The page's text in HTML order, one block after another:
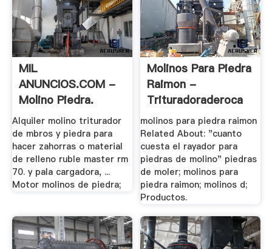
MIL
ANUNCIOS.COM -
Molino Piedra.
Motor De .
Alquiler molino triturador
de mbros y piedra para
hacer zahorras o material
de relleno ruble master rm
70. y pala cargadora, ...
Motor molinos de piedra;
Molinos Para Piedra
Raimon -
Trituradoraderoca
molinos para piedra raimon
Related About: "cuanto
cuesta el rayador para
piedras de molino" piedras
de moler; molinos para
piedra raimon; molinos d;
Productos.